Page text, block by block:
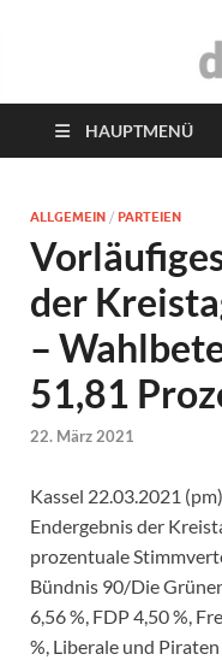
das
HAUPTMENÜ
ALLGEMEIN / PARTEIEN
der
–
51,81
22. März 2021
Kassel 22.03.2021
Endergebnis der
prozentuale
Bündnis 90/Die
6,56 %, FDP 4,50 %,
%, Liberale und